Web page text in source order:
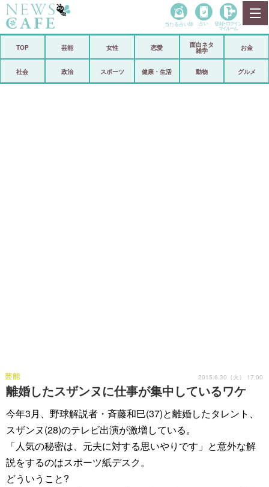
政治
当たる占い師 占い 登録• ログイン
マイルーム
TOP 芸能 女性 恋愛
面白ネタ
雑学
お金
社会 政治 スポーツ 健康・生活 動物 グルメ
離婚したスザンヌに仕事が集中しているワケ
芸能 2015.6.30（火） 17:00
今年3月、野球解説者・斉藤和巳(37)と離婚したタレント、
スザンヌ(28)のテレビ出演が激増している。
「人気の秘密は、元夫に対する思いやりです」と意外な解
説をするのはスポーツ紙デスク。
どういうこと?